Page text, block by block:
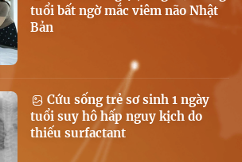
tuổi bất ngờ mắc viêm não Nhật
Bản
Cứu sống trẻ sơ sinh 1 ngày
tuổi suy hô hấp nguy kịch do
thiếu surfactant